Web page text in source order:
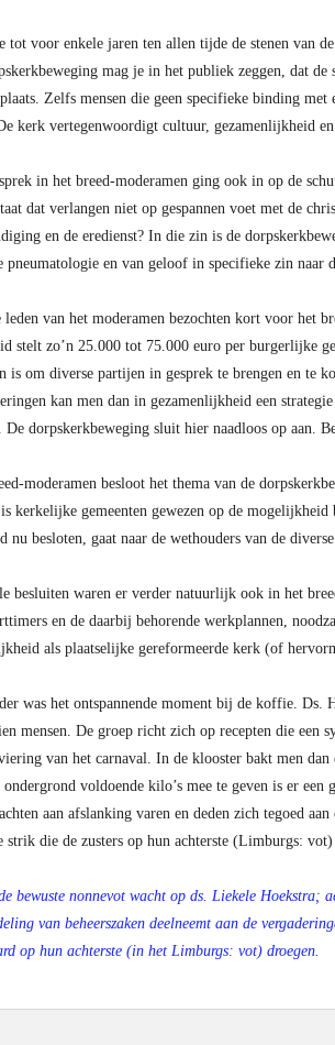
tot voor enkele jaren ten allen tijde de stenen van
mag je in het publiek zeggen, dat de
Zelfs mensen die geen specifieke binding
kerk vertegenwoordigt cultuur, gezamenlijkheid
in het breed-moderamen ging ook in op de
dat verlangen niet op gespannen voet met de
en de eredienst? In die zin is de
pneumatologie en van geloof in specifieke zin naar
leden van het moderamen bezochten kort voor het
stelt zo’n 25.000 tot 75.000 euro per burgerlijke
is om diverse partijen in gesprek te brengen en te
kan men dan in gezamenlijkheid een
De dorpskerkbeweging sluit hier naadloos op aan.
moderamen besloot het thema van de
kerkelijke gemeenten gewezen op de
nu besloten, gaat naar de wethouders van de
besluiten waren er verder natuurlijk ook in het
en de daarbij behorende werkplannen,
als plaatselijke gereformeerde kerk (of
was het ontspannende moment bij de koffie. Ds.
mensen. De groep richt zich op recepten die een
van het carnaval. In de klooster bakt men dan
ondergrond voldoende kilo’s mee te geven is er
aan afslanking varen en deden zich tegoed
strik die de zusters op hun achterste (Limburgs: vot)
bewuste nonnevot wacht op ds. Liekele Hoekstra;
van beheerszaken deelneemt aan de
op hun achterste (in het Limburgs: vot) droegen.